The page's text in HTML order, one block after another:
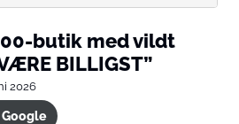
butik med vildt
BILLIGST”
2026